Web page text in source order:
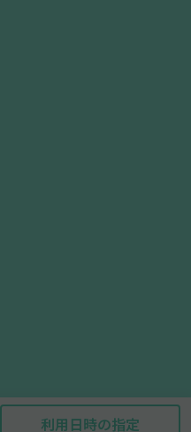
利用日時の指定
Reserved.